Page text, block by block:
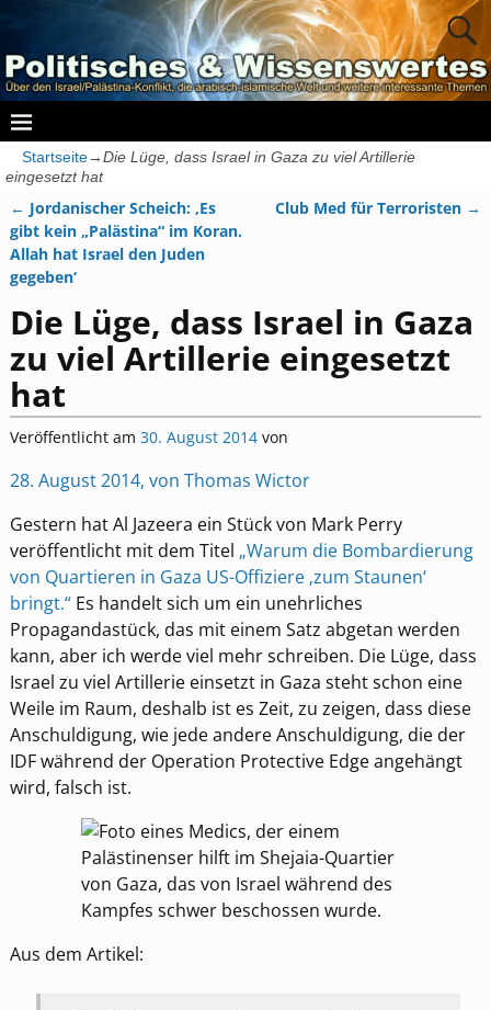
Startseite→Die Lüge, dass Israel in Gaza zu viel Artillerie
eingesetzt hat
Artikelnavigation
← Jordanischer Scheich: ‚Es
gibt kein „Palästina“ im Koran.
Allah hat Israel den Juden
gegeben‘
Club Med für Terroristen →
Die Lüge, dass Israel in Gaza
zu viel Artillerie eingesetzt
hat
Veröffentlicht am 30. August 2014 von
28. August 2014, von Thomas Wictor
Gestern hat Al Jazeera ein Stück von Mark Perry
veröffentlicht mit dem Titel „Warum die Bombardierung
von Quartieren in Gaza US-Offiziere ‚zum Staunen‘
bringt.“Es handelt sich um ein unehrliches
Propagandastück, das mit einem Satz abgetan werden
kann, aber ich werde viel mehr schreiben. Die Lüge, dass
Israel zu viel Artillerie einsetzt in Gaza steht schon eine
Weile im Raum, deshalb ist es Zeit, zu zeigen, dass diese
Anschuldigung, wie jede andere Anschuldigung, die der
IDF während der Operation Protective Edge angehängt
wird, falsch ist.
Aus dem Artikel: